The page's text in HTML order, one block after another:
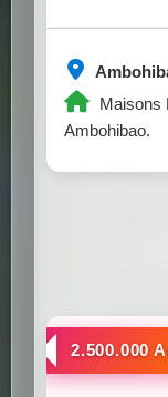
Maisons
Ambohibao.
a louer
2.500.000